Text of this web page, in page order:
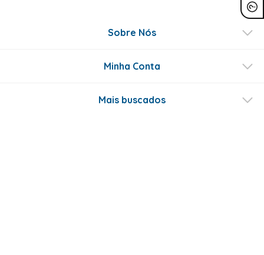
Sobre Nós
Minha Conta
Mais buscados